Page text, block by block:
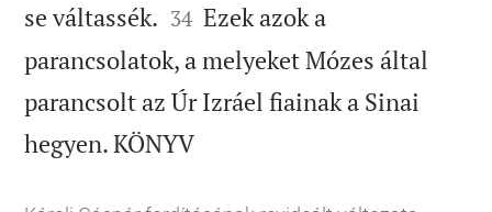
se váltassék. 

34 Ezek azok a
parancsolatok, a melyeket Mózes által
parancsolt az Úr Izráel fiainak a Sinai
hegyen. KÖNYV